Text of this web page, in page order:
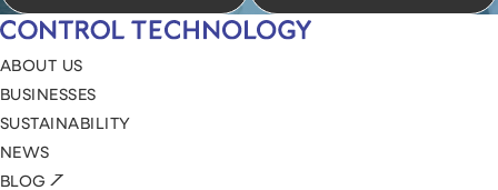
ABOUT US
BUSINESSES
SUSTAINABILITY
NEWS
BLOG